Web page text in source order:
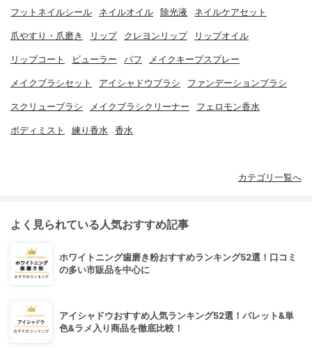
フットネイルシール ネイルオイル 除光液 ネイルケアセット
爪やすり・爪磨き リップ クレヨンリップ リップオイル
リップコート ビューラー パフ メイクキープスプレー
メイクブラシセット アイシャドウブラシ ファンデーションブラシ
スクリューブラシ メイクブラシクリーナー フェロモン香水
ボディミスト 練り香水 香水
カテゴリ一覧へ
よく見られている人気おすすめ記事
ホワイトニング歯磨き粉おすすめランキング52選！口コミ
の多い市販品を中心に
アイシャドウおすすめ人気ランキング52選！パレット&単
色&ラメ入り商品を徹底比較！